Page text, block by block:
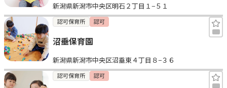
新潟県新潟市中央区明石２丁目１−５１
認可保育所 認可
沼垂保育園
新潟県新潟市中央区沼垂東４丁目８−３６
認可保育所 認可